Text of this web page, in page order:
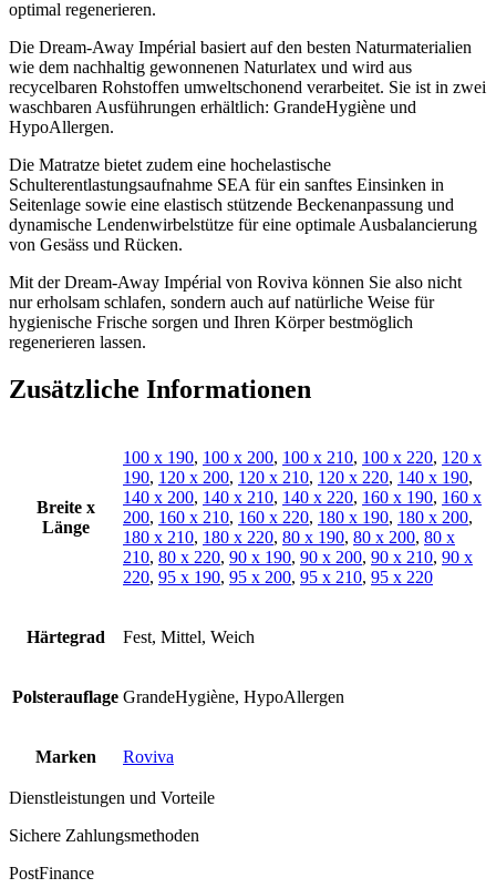
optimal regenerieren.
Die Dream-Away Impérial basiert auf den besten Naturmaterialien
wie dem nachhaltig gewonnenen Naturlatex und wird aus
recycelbaren Rohstoffen umweltschonend verarbeitet. Sie ist in zwei
waschbaren Ausführungen erhältlich: GrandeHygiène und
HypoAllergen.
Die Matratze bietet zudem eine hochelastische
Schulterentlastungsaufnahme SEA für ein sanftes Einsinken in
Seitenlage sowie eine elastisch stützende Beckenanpassung und
dynamische Lendenwirbelstütze für eine optimale Ausbalancierung
von Gesäss und Rücken.
Mit der Dream-Away Impérial von Roviva können Sie also nicht
nur erholsam schlafen, sondern auch auf natürliche Weise für
hygienische Frische sorgen und Ihren Körper bestmöglich
regenerieren lassen.
Zusätzliche Informationen
Breite x
Länge
100 x 190, 100 x 200, 100 x 210, 100 x 220, 120 x
190, 120 x 200, 120 x 210, 120 x 220, 140 x 190,
140 x 200, 140 x 210, 140 x 220, 160 x 190, 160 x
200, 160 x 210, 160 x 220, 180 x 190, 180 x 200,
180 x 210, 180 x 220, 80 x 190, 80 x 200, 80 x
210, 80 x 220, 90 x 190, 90 x 200, 90 x 210, 90 x
220, 95 x 190, 95 x 200, 95 x 210, 95 x 220
Härtegrad Fest, Mittel, Weich
Polsterauflage GrandeHygiène, HypoAllergen
Marken Roviva
Dienstleistungen und Vorteile
Sichere Zahlungsmethoden
PostFinance